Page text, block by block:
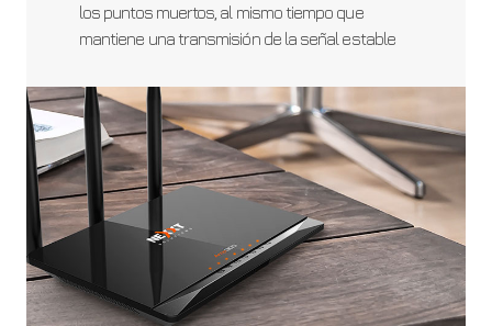
los puntos muertos, al mismo tiempo que
mantiene una transmisión de la señal estable